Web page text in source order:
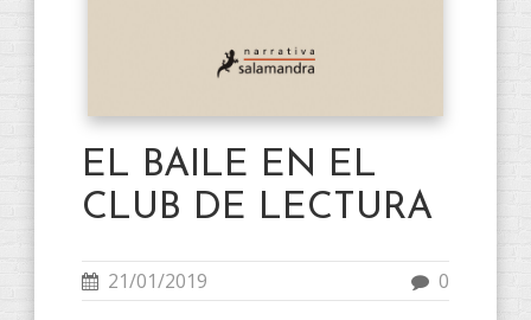
EL BAILE EN EL
CLUB DE LECTURA
21/01/2019 0